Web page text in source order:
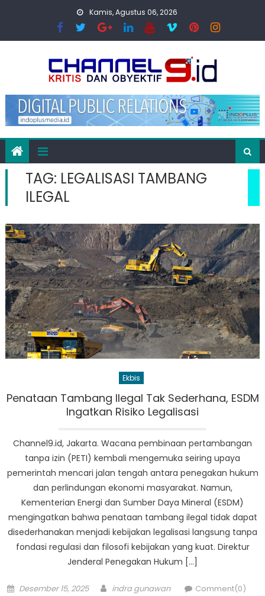
Kamis, Agustus 06, 2026
TAG: LEGALISASI TAMBANG
ILEGAL
Ekbis
Penataan Tambang Ilegal Tak Sederhana, ESDM
Ingatkan Risiko Legalisasi
Channel9.id, Jakarta. Wacana pembinaan pertambangan
tanpa izin (PETI) kembali mengemuka seiring upaya
pemerintah mencari jalan tengah antara penegakan hukum
dan perlindungan ekonomi masyarakat. Namun,
Kementerian Energi dan Sumber Daya Mineral (ESDM)
mengingatkan bahwa penataan tambang ilegal tidak dapat
disederhanakan menjadi kebijakan legalisasi langsung tanpa
fondasi regulasi dan filosofi kebijakan yang kuat. Direktur
Jenderal Penegakan Hukum […]
Posted
Desember 15, 2025 Author
indra gunawan Comment(0)